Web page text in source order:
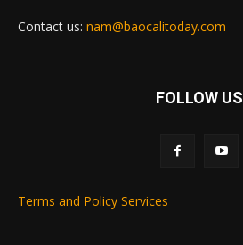
Contact us: nam@baocalitoday.com
FOLLOW US
Terms and Policy Services